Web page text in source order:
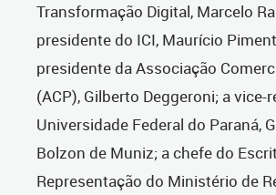
Transformação Digital, Marcelo
presidente do ICI, Maurício
presidente da Associação
(ACP), Gilberto Deggeroni; a vice-
Universidade Federal do Paraná,
Bolzon de Muniz; a chefe do
Representação do Ministério de